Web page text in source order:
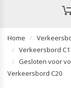
Home
Verkeersbord
Gesloten voor
Verkeersbord C20